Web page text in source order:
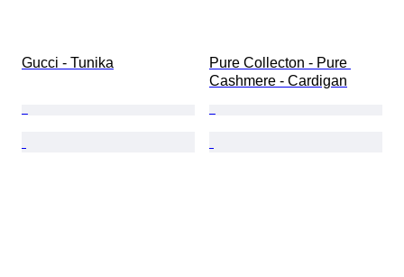
Gucci - Tunika
Pure Collecton - Pure
Cashmere - Cardigan